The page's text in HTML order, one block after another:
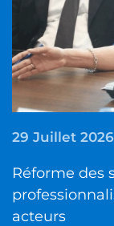
29 Juillet 2026
Réforme des
acteurs